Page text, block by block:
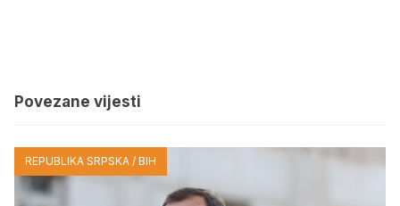
Povezane vijesti
REPUBLIKA SRPSKA / BIH